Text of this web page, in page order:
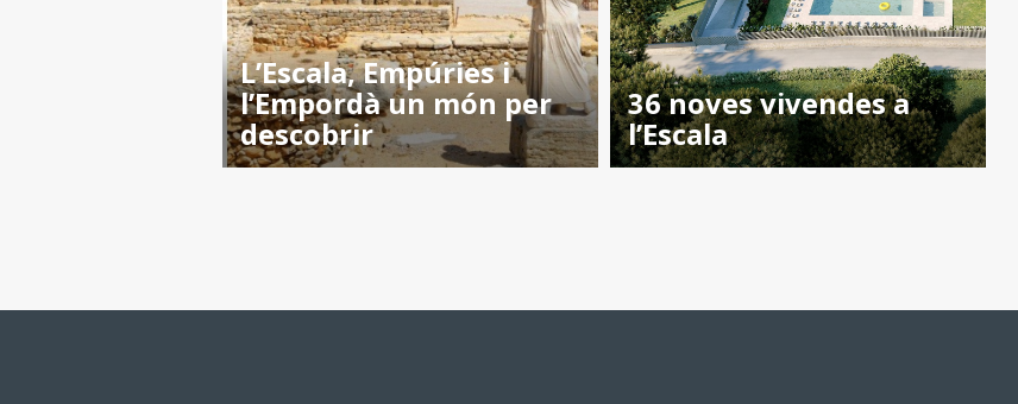
L’Escala, Empúries i
l’Empordà un món per
descobrir
36 noves vivendes a
l’Escala